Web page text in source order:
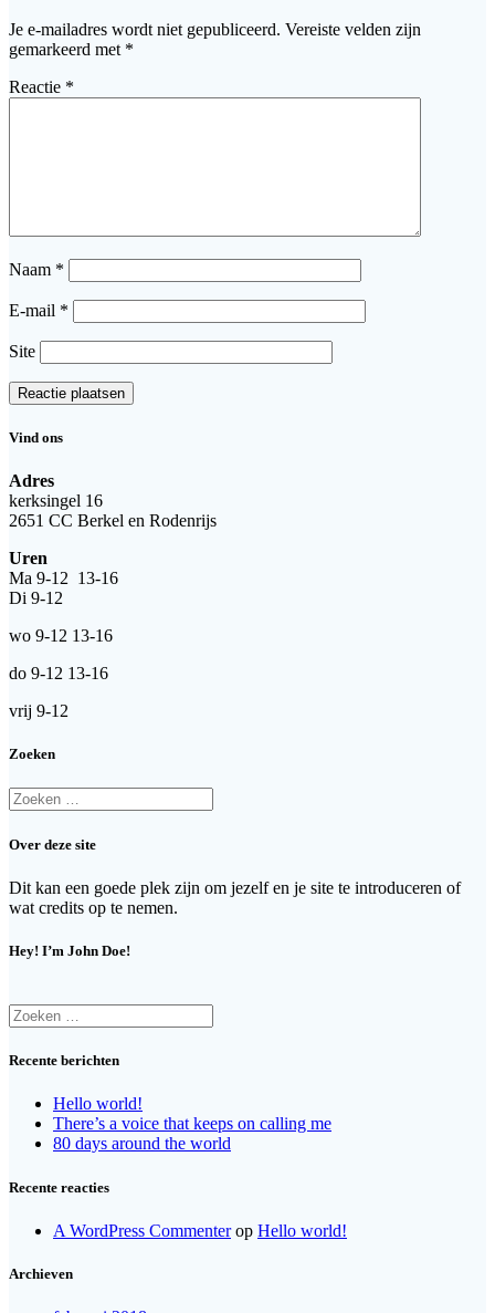
Je e-mailadres wordt niet gepubliceerd. Vereiste velden zijn
gemarkeerd met *
Reactie *
Naam *
E-mail *
Site
Vind ons
Adres
kerksingel 16
2651 CC Berkel en Rodenrijs
Uren
Ma 9-12 13-16
Di 9-12
wo 9-12 13-16
do 9-12 13-16
vrij 9-12
Zoeken
Zoeken
naar:
Over deze site
Dit kan een goede plek zijn om jezelf en je site te introduceren of
wat credits op te nemen.
Hey! I’m John Doe!
Zoeken
naar:
Recente berichten
Hello world!
There’s a voice that keeps on calling me
80 days around the world
Recente reacties
A WordPress Commenterop Hello world!
Archieven